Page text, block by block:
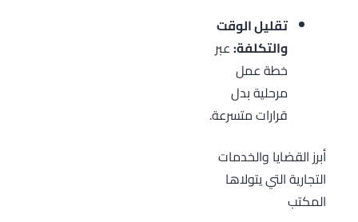
تقليل الوقت
والتكلفة:عبر
خطة عمل
مرحلية بدل
قرارات متسرعة.
أبرز القضايا والخدمات
التجارية التي يتولاها
المكتب